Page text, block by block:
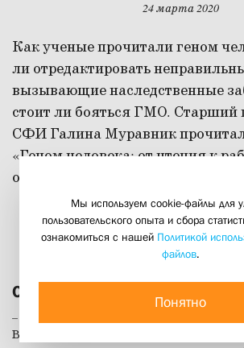
24 марта 2020
Как ученые прочитали геном
ли отредактировать
вызывающие наследственные
стоит ли бояться ГМО. Старший
СФИ Галина Муравник
«Геном человека: от чтения к
ошибками» в воронежском Доме
О лечении генетических
– Геном – это вся совокупность
В нем записана генетическая
Мы используем cookie-файлы для
пользовательского опыта и сбора
ознакомиться с нашей Политикой
файлов.
Понятно